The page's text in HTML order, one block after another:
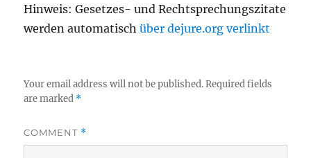
Hinweis: Gesetzes- und Rechtsprechungszitate
werden automatischüber dejure.org verlinkt
Your email address will not be published. Required fields
are marked *
COMMENT *